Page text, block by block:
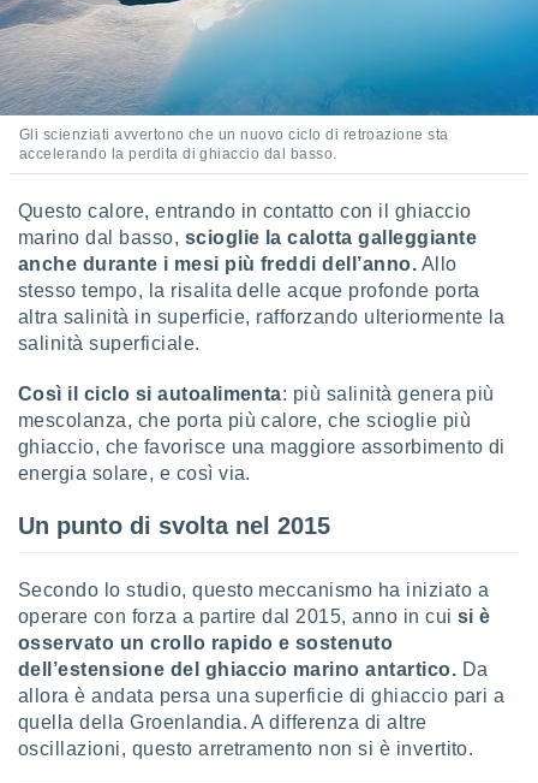
profili
per
degli
dei
il
o la
per la
dei
Gli scienziati avvertono che un nuovo ciclo di retroazione sta
accelerando la perdita di ghiaccio dal basso.
Questo calore, entrando in contatto con il ghiaccio
marino dal basso, scioglie la calotta galleggiante
anche durante i mesi più freddi dell’anno. Allo
stesso tempo, la risalita delle acque profonde porta
altra salinità in superficie, rafforzando ulteriormente la
salinità superficiale.
Così il ciclo si autoalimenta: più salinità genera più
mescolanza, che porta più calore, che scioglie più
ghiaccio, che favorisce una maggiore assorbimento di
energia solare, e così via.
Un punto di svolta nel 2015
Secondo lo studio, questo meccanismo ha iniziato a
operare con forza a partire dal 2015, anno in cuisi è
osservato un crollo rapido e sostenuto
dell’estensione del ghiaccio marino antartico. Da
allora è andata persa una superficie di ghiaccio pari a
quella della Groenlandia. A differenza di altre
oscillazioni, questo arretramento non si è invertito.